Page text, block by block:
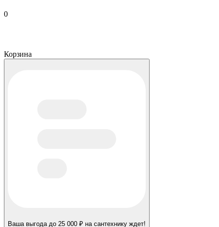
0
Корзина
Ваша выгода до 25 000 ₽ на сантехнику ждет!